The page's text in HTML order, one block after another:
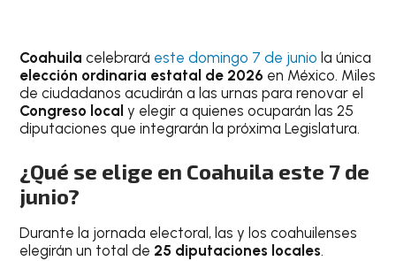
Coahuila celebrará este domingo 7 de junio la única
elección ordinaria estatal de 2026 en México. Miles
de ciudadanos acudirán a las urnas para renovar el
Congreso local y elegir a quienes ocuparán las 25
diputaciones que integrarán la próxima Legislatura.
¿Qué se elige en Coahuila este 7 de
junio?
Durante la jornada electoral, las y los coahuilenses
elegirán un total de 25 diputaciones locales.